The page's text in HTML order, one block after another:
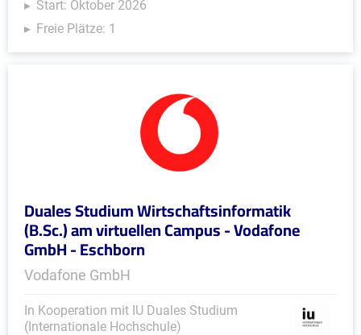
Start: Oktober 2026
Freie Plätze: 1
Duales Studium Wirtschaftsinformatik
(B.Sc.) am virtuellen Campus - Vodafone
GmbH - Eschborn
Vodafone GmbH
In Kooperation mit IU Duales Studium
(Internationale Hochschule)